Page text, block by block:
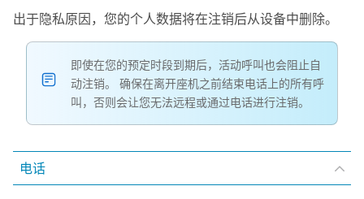
出于隐私原因，您的个人数据将在注销后从设备中删除。
即使在您的预定时段到期后，活动呼叫也会阻止自
动注销。 确保在离开座机之前结束电话上的所有呼
叫，否则会让您无法远程或通过电话进行注销。
电话